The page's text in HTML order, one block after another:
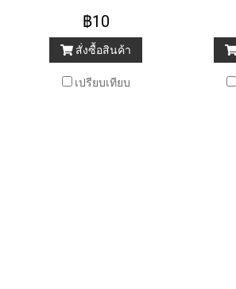
฿10
สั่งซื้อสินค้า
เปรียบเทียบ